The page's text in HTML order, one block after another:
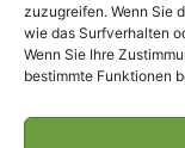
zuzugreifen. Wenn Sie
wie das Surfverhalten
Wenn Sie Ihre
bestimmte Funktionen